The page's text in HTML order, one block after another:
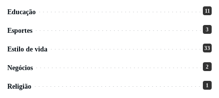
Educação 11
Esportes 3
Estilo de vida 33
Negócios 2
Religião 1